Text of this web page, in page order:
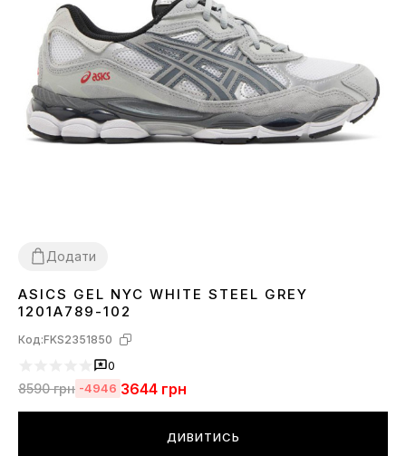
Додати
36 37383940 41 4243 44 45
ASICS GEL NYC WHITE STEEL GREY
1201A789-102
Код:FKS2351850
0
8590грн -4946 3644 грн
ДИВИТИСЬ